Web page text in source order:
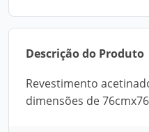
Descrição do Produto
Revestimento
dimensões de